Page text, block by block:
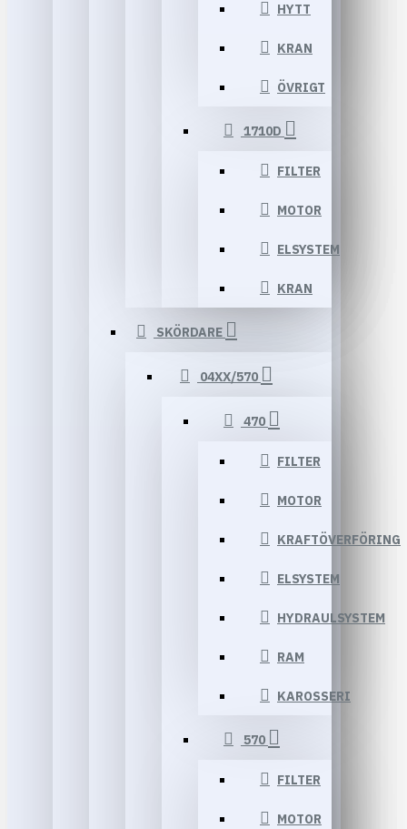
HYTT
KRAN
ÖVRIGT
1710D
FILTER
MOTOR
ELSYSTEM
KRAN
SKÖRDARE
04XX/570
470
FILTER
MOTOR
KRAFTÖVERFÖRING
ELSYSTEM
HYDRAULSYSTEM
RAM
KAROSSERI
570
FILTER
MOTOR